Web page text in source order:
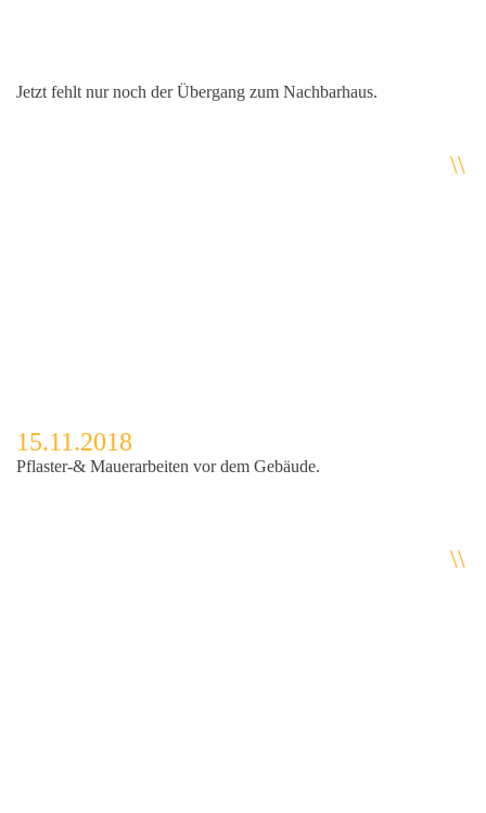
Jetzt fehlt nur noch der Übergang zum Nachbarhaus.
\\
15.11.2018
Pflaster-& Mauerarbeiten vor dem Gebäude.
\\